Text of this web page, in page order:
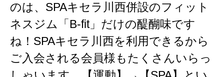
のは、SPAキセラ川西併設のフィット
ネスジム「B-fit」だけの醍醐味です
ね！SPAキセラ川西を利用できるから
ご入会される会員様もたくさんいらっ